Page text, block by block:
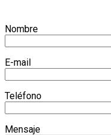
Nombre
E-mail
Teléfono
Mensaje